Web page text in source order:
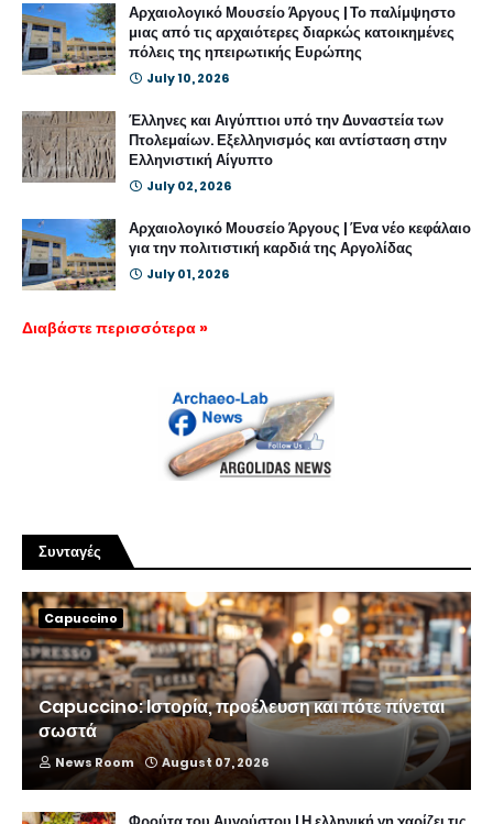
Αρχαιολογικό Μουσείο Άργους | Το παλίμψηστο
μιας από τις αρχαιότερες διαρκώς κατοικημένες
πόλεις της ηπειρωτικής Ευρώπης
July 10, 2026
Έλληνες και Αιγύπτιοι υπό την Δυναστεία των
Πτολεμαίων. Εξελληνισμός και αντίσταση στην
Ελληνιστική Αίγυπτο
July 02, 2026
Αρχαιολογικό Μουσείο Άργους | Ένα νέο κεφάλαιο
για την πολιτιστική καρδιά της Αργολίδας
July 01, 2026
Διαβάστε περισσότερα »
Συνταγές
Capuccino
Capuccino: Ιστορία, προέλευση και πότε πίνεται
σωστά
News Room August 07, 2026